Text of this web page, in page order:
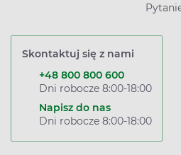
Skontaktuj się z nami
+48 800 800 600
Dni robocze 8:00-18:00
Napisz do nas
Dni robocze 8:00-18:00